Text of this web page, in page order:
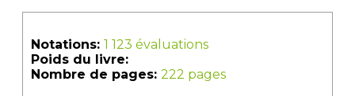
Notations: 1 123 évaluations
Poids du livre:
Nombre de pages: 222 pages